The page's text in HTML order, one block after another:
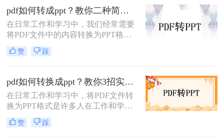
文件转换为PPT格式以便于制作演示
文稿。那么PDF怎样转换成PPT呢？
在本文中，我们将介绍三种方法，以
帮助您将PDF文件转换为PPT文件。
pdf如何转成ppt？教你二种简单实用的转换方法!
在日常工作和学习中，我们经常需要
将PDF文件中的内容转换为PPT格
式，以便于演示和分享。那么PDF如
何转成PPT呢？以下是两种常用的方
换。
赞 踩
pdf如何转换成ppt？教你3招实用方法轻松搞定！
在日常工作和学习中，将PDF文件转
换为PPT格式是许多人在工作和学习
中常遇到的需求，特别是当需要将
PDF中的内容进行编辑、演示或分享
赞 踩